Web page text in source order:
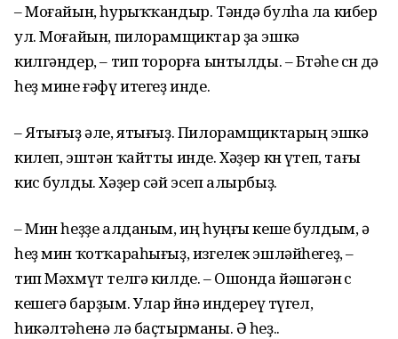
– Моғайын, һурыҡҡандыр. Тәндә булһа ла кибер
ул. Моғайын, пилорамщиктар ҙа эшкә
килгәндер, – тип торорға ынтылды. – Бөтәһе өсөн дә
һеҙ мине ғәфү итегеҙ инде.
– Ятығыҙ әле, ятығыҙ. Пилорамщиктарың эшкә
килеп, эштән ҡайтты инде. Хәҙер көн үтеп, тағы
кис булды. Хәҙер сәй эсеп алырбыҙ.
– Мин һеҙҙе алданым, иң һуңғы кеше булдым, ә
һеҙ мин ҡотҡараһығыҙ, изгелек эшләйһегеҙ, –
тип Мәхмүт телгә килде. – Ошонда йәшәгән өс
кешегә барҙым. Улар өйөнә индереү түгел,
һикәлтәһенә лә баҫтырманы. Ә һеҙ..